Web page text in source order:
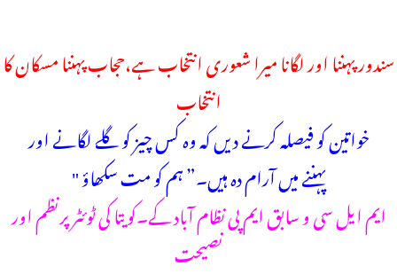
سندور پہننا اور لگانا میرا شعوری انتخاب ہے،حجاب پہننا مسکان کا
انتخاب
خواتین کو فیصلہ کرنے دیں کہ وہ کس چیز کو گلے لگانے اور
پہننے میں آرام دہ ہیں۔” ہم کو مت سکھاؤ "
ایم ایل سی و سابق ایم پی نظام آباد کے۔کویتا کی ٹوئٹر پرنظم اور
نصیحت